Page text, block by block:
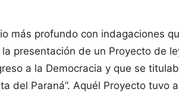
más profundo con indagaciones
presentación de un Proyecto de
a la Democracia y que se
del Paraná”. Aquél Proyecto tuvo